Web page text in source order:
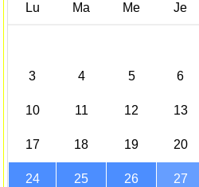
Lu Ma Me Je
3 4 5 6
10 11 12 13
17 18 19 20
24 25 26 27